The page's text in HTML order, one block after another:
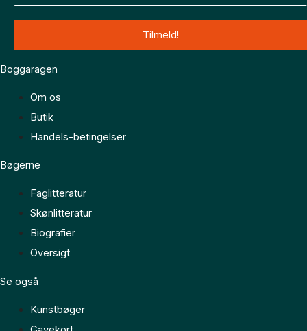
Boggaragen
Om os
Butik
Handels-betingelser
Bøgerne
Faglitteratur
Skønlitteratur
Biografier
Oversigt
Se også
Kunstbøger